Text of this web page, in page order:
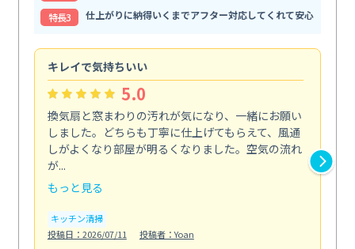
特⻑3
仕上がりに納得いくまでアフター対応してくれて安心
キレイで気持ちいい
5.0
換気扇と窓まわりの汚れが気になり、一緒にお願い
しました。どちらも丁寧に仕上げてもらえて、風通
しがよくなり部屋が明るくなりました。空気の流れ
が...
もっと見る
キッチン清掃
投稿日：2026/07/11
投稿者：Yoan